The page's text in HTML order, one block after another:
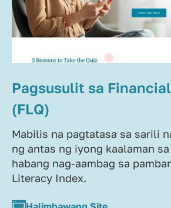
Pagsusulit sa
(FLQ)
Mabilis na pagtatasa sa sarili
ng antas ng iyong kaalaman
habang nag-aambag sa
Literacy Index.